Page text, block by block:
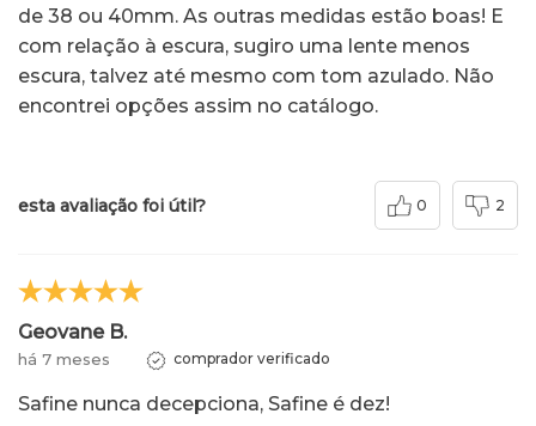
de 38 ou 40mm. As outras medidas estão boas! E
com relação à escura, sugiro uma lente menos
escura, talvez até mesmo com tom azulado. Não
encontrei opções assim no catálogo.
esta avaliação foi útil? 0 2
Geovane B.
há 7 meses comprador verificado
Safine nunca decepciona, Safine é dez!